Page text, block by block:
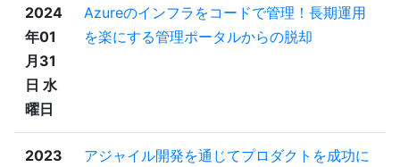
2024
年01
月31
日 水
曜日
Azureのインフラをコードで管理！長期運用
を楽にする管理ポータルからの脱却
2023
アジャイル開発を通じてプロダクトを成功に